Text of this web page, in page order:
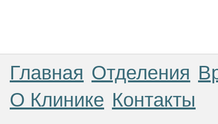
Главная Отделения
О Клинике Контакты